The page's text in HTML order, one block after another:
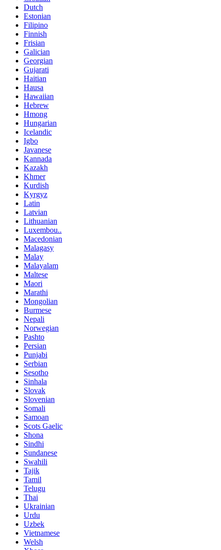
Dutch
Estonian
Filipino
Finnish
Frisian
Galician
Georgian
Gujarati
Haitian
Hausa
Hawaiian
Hebrew
Hmong
Hungarian
Icelandic
Igbo
Javanese
Kannada
Kazakh
Khmer
Kurdish
Kyrgyz
Latin
Latvian
Lithuanian
Luxembou..
Macedonian
Malagasy
Malay
Malayalam
Maltese
Maori
Marathi
Mongolian
Burmese
Nepali
Norwegian
Pashto
Persian
Punjabi
Serbian
Sesotho
Sinhala
Slovak
Slovenian
Somali
Samoan
Scots Gaelic
Shona
Sindhi
Sundanese
Swahili
Tajik
Tamil
Telugu
Thai
Ukrainian
Urdu
Uzbek
Vietnamese
Welsh